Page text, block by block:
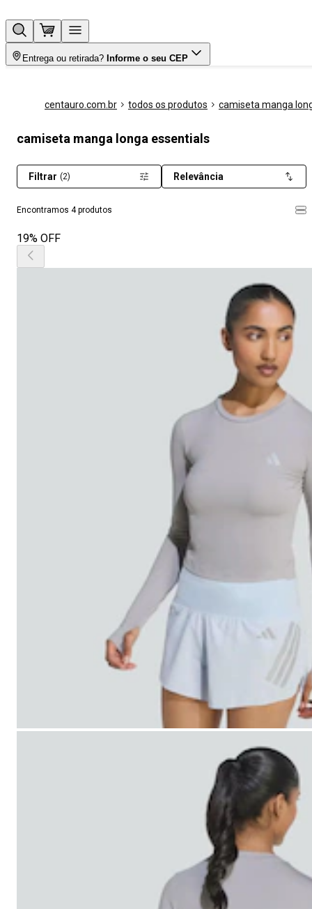
Entrega ou retirada? Informe o seu CEP
centauro.com.br todos os produtos camiseta manga
camiseta manga longa essentials
Encontramos 4 produtos
Filtrar (2) Relevância
19% OFF